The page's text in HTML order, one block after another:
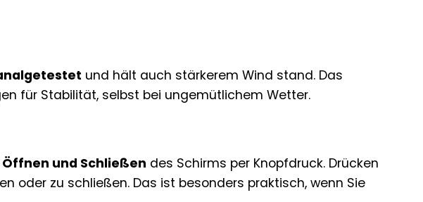
und hält auch stärkerem Wind stand. Das
für Stabilität, selbst bei ungemütlichem Wetter.
und Schließen des Schirms per Knopfdruck. Drücken
oder zu schließen. Das ist besonders praktisch, wenn Sie